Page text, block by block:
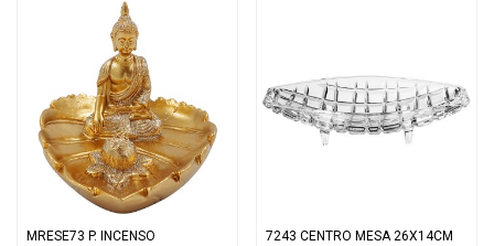
MRESE73 P. INCENSO
7243 CENTRO MESA 26X14CM